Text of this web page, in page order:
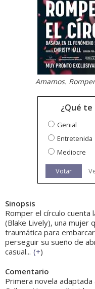
Amamos.
¿Qué te
Genial
Entretenida
Mediocre
Votar
Sinopsis
Romper el círculo cuenta
(Blake Lively), una mujer
traumática para
perseguir su sueño de
casual... (+)
Comentario
Primera novela